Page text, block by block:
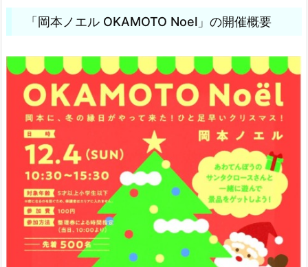
「岡本ノエル OKAMOTO Noel」の開催概要